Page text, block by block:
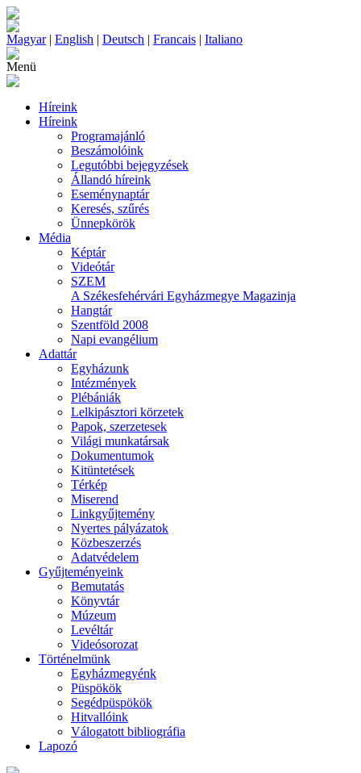
Magyar| English | Deutsch | Francais | Italiano
Menü
Híreink
Híreink
Programajánló
Beszámolóink
Legutóbbi bejegyzések
Állandó híreink
Eseménynaptár
Keresés, szűrés
Ünnepkörök
Média
Képtár
Videótár
SZEM
A Székesfehérvári Egyházmegye Magazinja
Hangtár
Szentföld 2008
Napi evangélium
Adattár
Egyházunk
Intézmények
Plébániák
Lelkipásztori körzetek
Papok, szerzetesek
Világi munkatársak
Dokumentumok
Kitüntetések
Térkép
Miserend
Linkgyűjtemény
Nyertes pályázatok
Közbeszerzés
Adatvédelem
Gyűjteményeink
Bemutatás
Könyvtár
Múzeum
Levéltár
Videósorozat
Történelmünk
Egyházmegyénk
Püspökök
Segédpüspökök
Hitvallóink
Válogatott bibliográfia
Lapozó